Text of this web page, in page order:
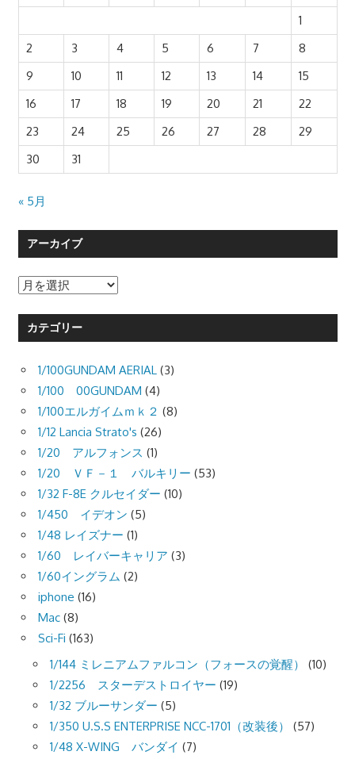
シ
ョ
ン
1
2
3 4 5 6 7
8
9
10 11 12 13 14
15
16
17 18 19 20 21
22
23
24 25 26 27 28
29
30
31
« 5月
アーカイブ
ア
カ
イ
ブ
カテゴリー
1/100GUNDAM AERIAL (3)
1/100 00GUNDAM (4)
1/100エルガイムｍｋ２ (8)
1/12 Lancia Strato's (26)
1/20 アルフォンス (1)
1/20 ＶＦ－１ バルキリー (53)
1/32 F-8E クルセイダー (10)
1/450 イデオン (5)
1/48 レイズナー (1)
1/60 レイバーキャリア (3)
1/60イングラム (2)
iphone (16)
Mac (8)
Sci-Fi (163)
1/144 ミレニアムファルコン（フォースの覚醒）
(10)
1/2256 スターデストロイヤー (19)
1/32 ブルーサンダー (5)
1/350 U.S.S ENTERPRISE NCC-1701（改装後）
(57)
1/48 X-WING バンダイ (7)